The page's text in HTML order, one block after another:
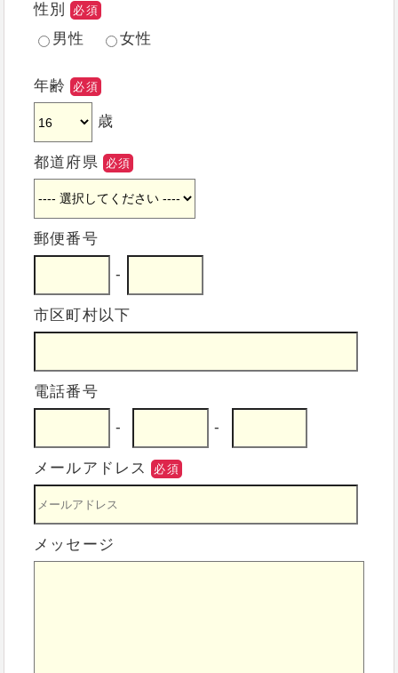
性別 必須
男性 女性
年齢 必須
歳
都道府県 必須
郵便番号
-
市区町村以下
電話番号
- -
メールアドレス 必須
メッセージ